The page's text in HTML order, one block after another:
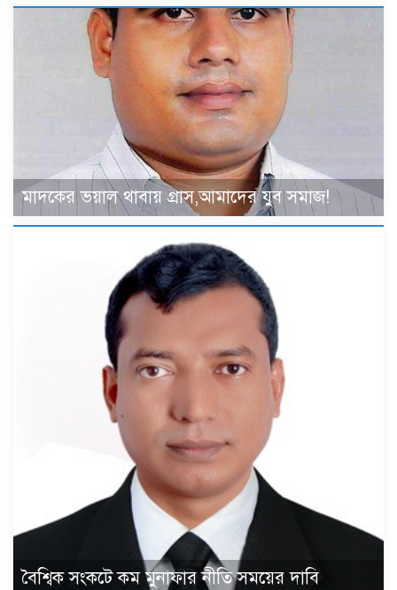
মাদকের ভয়াল থাবায় গ্রাস,আমাদের যুব সমাজ!
বৈশ্বিক সংকটে কম মুনাফার নীতি সময়ের দাবি